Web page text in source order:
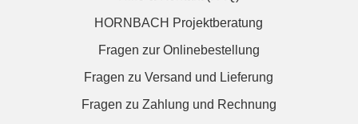
HORNBACH Projektberatung
Fragen zur Onlinebestellung
Fragen zu Versand und Lieferung
Fragen zu Zahlung und Rechnung